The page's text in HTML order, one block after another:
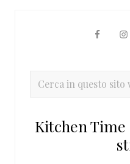
primaria
Cerca
sito
Kitchen Time